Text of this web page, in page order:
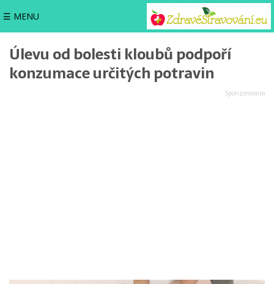
☰ MENU
Úlevu od bolesti kloubů podpoří
konzumace určitých potravin